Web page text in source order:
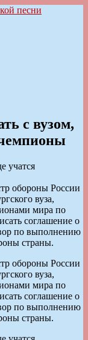
с вузом,
обороны России
вуза,
мира по
соглашение о
по выполнению
страны.
обороны России
вуза,
мира по
соглашение о
по выполнению
страны.